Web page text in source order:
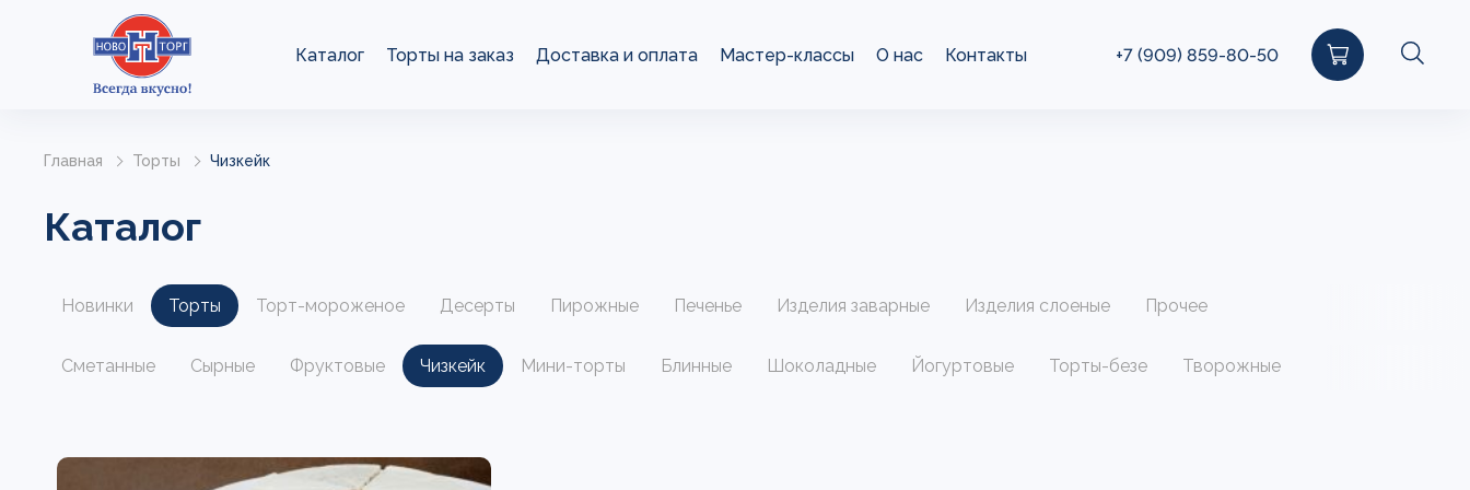
Каталог Торты на заказ Доставка и оплата Мастер-классы О нас Контакты +7 (909) 859-80-50
Главная Торты Чизкейк
Каталог
Новинки Торты Торт-мороженое Десерты Пирожные Печенье Изделия заварные Изделия слоеные Прочее
Сметанные Сырные Фруктовые Чизкейк Мини-торты Блинные Шоколадные Йогуртовые Торты-безе Творожные